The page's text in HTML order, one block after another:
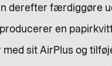
derefter færdiggøre
en
sit AirPlus og